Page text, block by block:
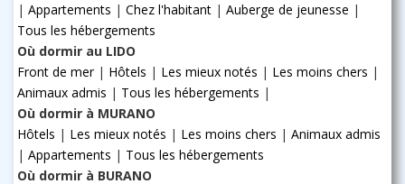
| Appartements | Chez l'habitant | Auberge de jeunesse |
Tous les hébergements
Où dormir au LIDO
Front de mer| Hôtels | Les mieux notés | Les moins chers |
Animaux admis | Tous les hébergements |
Où dormir à MURANO
Hôtels | Les mieux notés | Les moins chers | Animaux admis
| Appartements | Tous les hébergements
Où dormir à BURANO